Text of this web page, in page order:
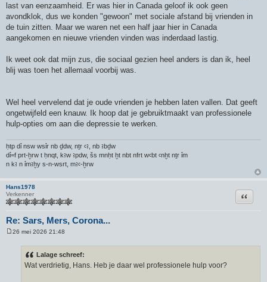
last van eenzaamheid. Er was hier in Canada geloof ik ook geen
avondklok, dus we konden "gewoon" met sociale afstand bij vrienden in
de tuin zitten. Maar we waren net een half jaar hier in Canada
aangekomen en nieuwe vrienden vinden was inderdaad lastig.
Ik weet ook dat mijn zus, die sociaal gezien heel anders is dan ik, heel
blij was toen het allemaal voorbij was.
Wel heel vervelend dat je oude vrienden je hebben laten vallen. Dat geeft
ongetwijfeld een knauw. Ik hoop dat je gebruiktmaakt van professionele
hulp-opties om aan die depressie te werken.
ḥtp dỉ nsw wsỉr nb ḏdw, nṯr ꜥꜣ, nb ꜣbḏw
dỉ=f prt-ḫrw t ḥnqt, kꜣw ꜣpdw, šs mnḥt ḫt nbt nfrt wꜥbt ꜥnḫt nṯr ỉm
n kꜣ n ỉmꜣḫy s-n-wsrt, mꜣꜥ-ḫrw
Hans1978
Verkenner
Re: Sars, Mers, Corona...
Citeer
26 mei 2026 21:48
Lalage schreef:
Wat verdrietig, Hans. Heb je daar wel professionele hulp voor?